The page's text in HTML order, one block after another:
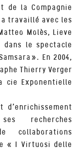
de la Compagnie
travaillé avec les
Molès, Lieve
dans le spectacle
En 2004,
Thierry Verger
cie Exponentielle
recherches
collaborations
« I Virtuosi delle